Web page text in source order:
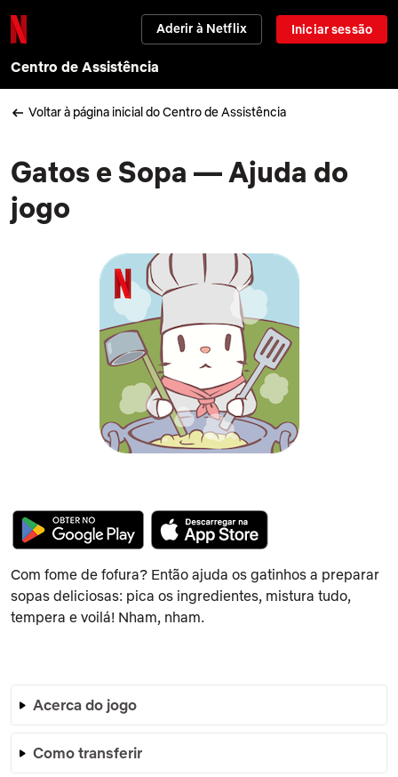
Aderir à Netflix Iniciar sessão
Centro de Assistência
Voltar à página inicial do Centro de Assistência
Gatos e Sopa — Ajuda do
jogo
Com fome de fofura? Então ajuda os gatinhos a preparar
sopas deliciosas: pica os ingredientes, mistura tudo,
tempera e voilá! Nham, nham.
Acerca do jogo
Como transferir